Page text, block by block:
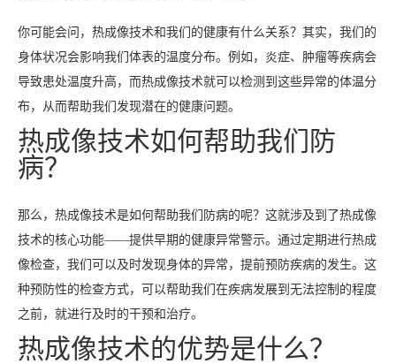
你可能会问，热成像技术和我们的健康有什么关系？其实，我们的
身体状况会影响我们体表的温度分布。例如，炎症、肿瘤等疾病会
导致患处温度升高，而热成像技术就可以检测到这些异常的体温分
布，从而帮助我们发现潜在的健康问题。
热成像技术如何帮助我们防
病？
那么，热成像技术是如何帮助我们防病的呢？这就涉及到了热成像
技术的核心功能——提供早期的健康异常警示。通过定期进行热成
像检查，我们可以及时发现身体的异常，提前预防疾病的发生。这
种预防性的检查方式，可以帮助我们在疾病发展到无法控制的程度
之前，就进行及时的干预和治疗。
热成像技术的优势是什么？